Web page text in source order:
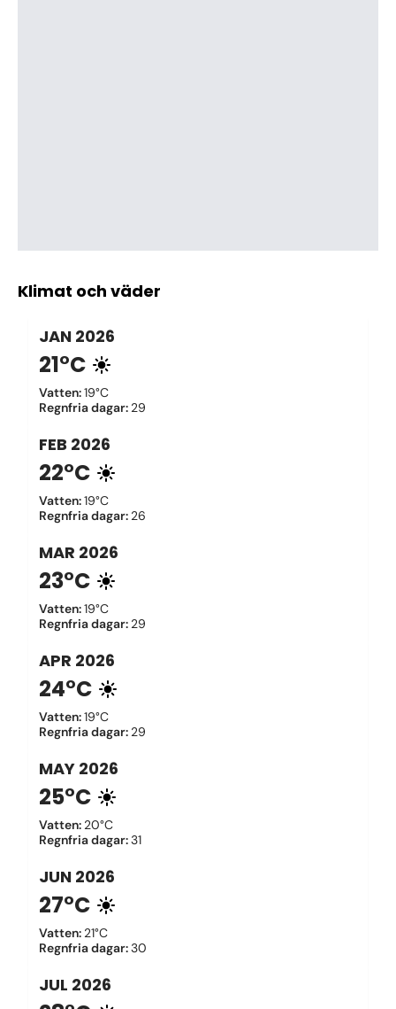
Klimat och väder
JAN 2026
21°C
Vatten:19°C
Regnfria dagar: 29
FEB 2026
22°C
Vatten:19°C
Regnfria dagar: 26
MAR 2026
23°C
Vatten:19°C
Regnfria dagar: 29
APR 2026
24°C
Vatten:19°C
Regnfria dagar: 29
MAY 2026
25°C
Vatten: 20°C
Regnfria dagar:31
JUN 2026
27°C
Vatten: 21°C
Regnfria dagar:30
JUL 2026